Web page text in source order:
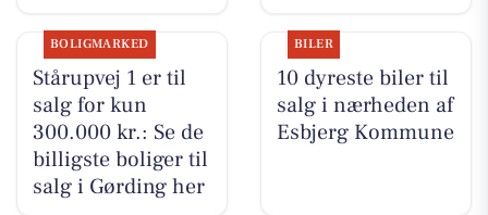
BOLIGMARKED
Stårupvej 1 er til
salg for kun
300.000 kr.: Se de
billigste boliger til
salg i Gørding her
BILER
10 dyreste biler til
salg i nærheden af
Esbjerg Kommune